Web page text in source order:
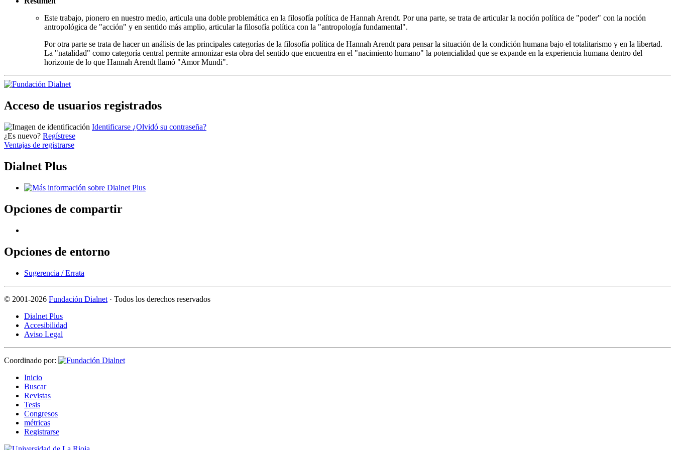
Este trabajo, pionero en nuestro medio, articula una doble problemática en la filosofía política de Hannah Arendt. Por una parte, se trata de articular la noción política de "poder" con la noción
antropológica de "acción" y en sentido más amplio, articular la filosofía política con la "antropología fundamental".
Por otra parte se trata de hacer un análisis de las principales categorías de la filosofía política de Hannah Arendt para pensar la situación de la condición humana bajo el totalitarismo y en la libertad.
La "natalidad" como categoría central permite armonizar esta obra del sentido que encuentra en el "nacimiento humano" la potencialidad que se expande en la experiencia humana dentro del
horizonte de lo que Hannah Arendt llamó "Amor Mundi".
Acceso de usuarios registrados
Identificarse ¿Olvidó su contraseña?
¿Es nuevo? Regístrese
Ventajas de registrarse
Dialnet Plus
Opciones de compartir
Opciones de entorno
Sugerencia / Errata
© 2001-2026 Fundación Dialnet · Todos los derechos reservados
Dialnet Plus
Accesibilidad
Aviso Legal
Coordinado por:
Inicio
Buscar
Revistas
Tesis
Congresos
métricas
Registrarse